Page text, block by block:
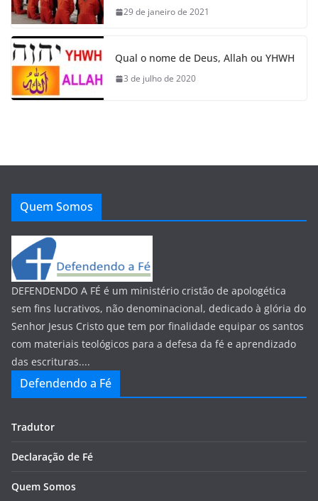
29 de janeiro de 2021
Qual o nome de Deus, Allah ou YHWH
3 de julho de 2020
Quem Somos
DEFENDENDO A FÉ é um ministério cristão de apologética
sem fins lucrativos, não denominacional, dedicado à glória do
Senhor Jesus Cristo que tem por finalidade equipar os santos
com materiais teológicos para a defesa da fé e aprendizado
das escrituras....
Defendendo a Fé
Tradutor
Declaração de Fé
Quem Somos